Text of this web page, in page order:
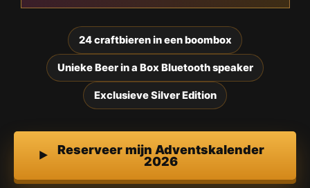
24 craftbieren in een boombox
Unieke Beer in a Box Bluetooth speaker
Exclusieve Silver Edition
Reserveer mijn Adventskalender
2026